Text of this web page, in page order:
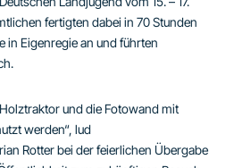
fertigten dabei in 70 Stunden
in Eigenregie an und führten
und die Fotowand mit
werden“, lud
Rotter bei der feierlichen Übergabe